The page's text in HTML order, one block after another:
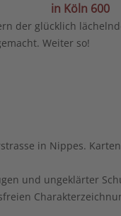
der glücklich
Weiter so!
in Nippes.
und ungeklärter